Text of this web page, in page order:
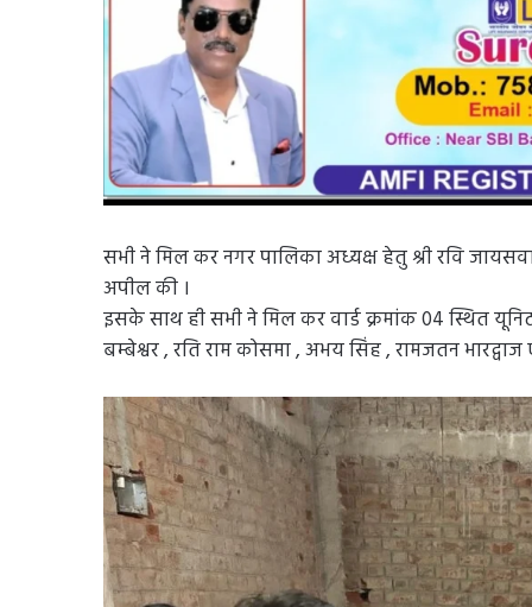
सभी ने मिल कर नगर पालिका अध्यक्ष हेतु श्री रवि
अपील की ।
इसके साथ ही सभी ने मिल कर वार्ड क्रमांक 04 स्थित
बम्बेश्वर , रति राम कोसमा , अभय सिंह , रामजतन